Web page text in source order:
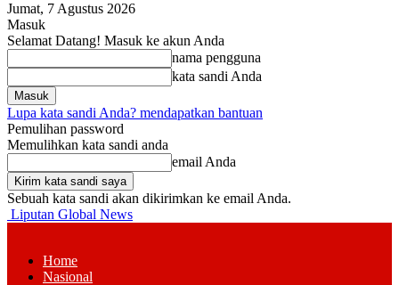
Jumat, 7 Agustus 2026
Masuk
Selamat Datang! Masuk ke akun Anda
nama pengguna
kata sandi Anda
Lupa kata sandi Anda? mendapatkan bantuan
Pemulihan password
Memulihkan kata sandi anda
email Anda
Sebuah kata sandi akan dikirimkan ke email Anda.
Liputan Global News
Home
Nasional